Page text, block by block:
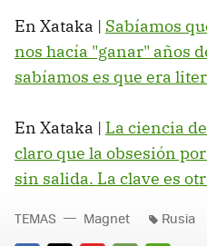
En Xataka | Sabíamos
nos hacía "ganar" años
sabíamos es que era
En Xataka | La ciencia
claro que la obsesión
sin salida. La clave es
TEMAS Magnet Rusia